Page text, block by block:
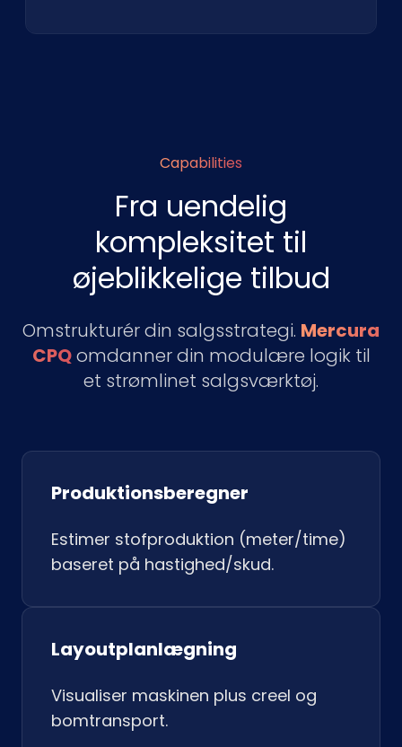
Capabilities
Fra uendelig
kompleksitet til
øjeblikkelige tilbud
Omstrukturér din salgsstrategi. Mercura
CPQomdanner din modulære logik til
et strømlinet salgsværktøj.
Produktionsberegner
Estimer stofproduktion (meter/time)
baseret på hastighed/skud.
Layoutplanlægning
Visualiser maskinen plus creel og
bomtransport.